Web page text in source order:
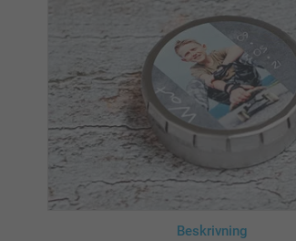
Beskrivning